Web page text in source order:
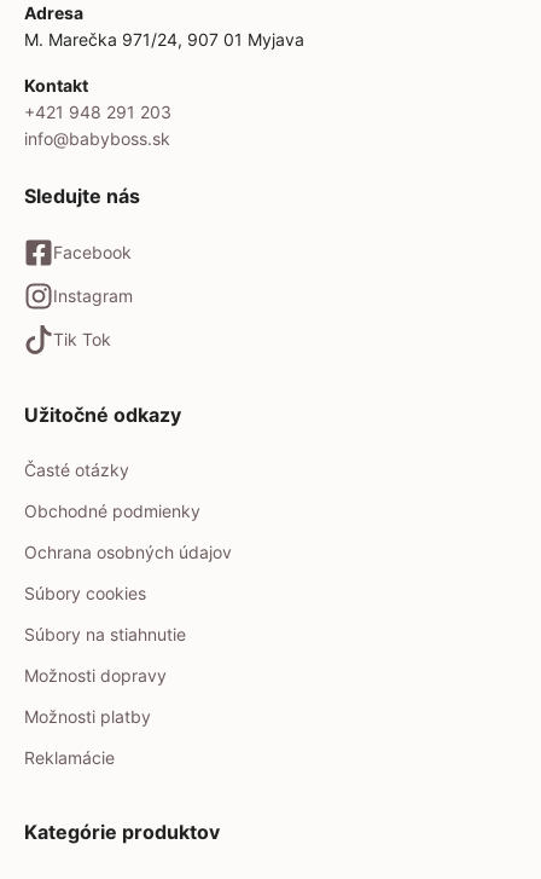
Adresa
M. Marečka 971/24, 907 01 Myjava
Kontakt
+421 948 291 203
info@babyboss.sk
Sledujte nás
Facebook
Instagram
Tik Tok
Užitočné odkazy
Časté otázky
Obchodné podmienky
Ochrana osobných údajov
Súbory cookies
Súbory na stiahnutie
Možnosti dopravy
Možnosti platby
Reklamácie
Kategórie produktov